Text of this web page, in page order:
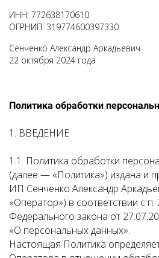
ИНН: 772638170610
ОГРНИП: 319774600397330
Сенченко Александр Аркадьевич
22 октября 2024 года
Политика обработки
1. ВВЕДЕНИЕ
1.1. Политика обработки
(далее — «Политика») издана и
ИП Сенченко Александр
«Оператор») в соответствии с п.
Федерального закона от
«О персональных данных».
Настоящая Политика